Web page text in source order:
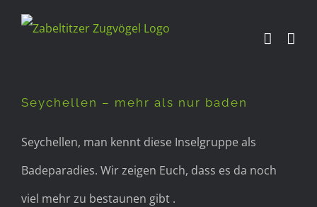
Zum
Seychellen – mehr als nur baden
Seychellen, man kennt diese Inselgruppe als
Badeparadies. Wir zeigen Euch, dass es da noch
viel mehr zu bestaunen gibt .